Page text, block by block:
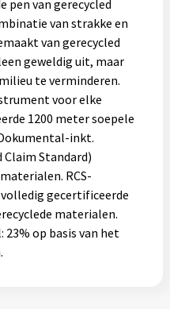
pen van gerecycled
van strakke en
van gerecycled
geweldig uit, maar
te verminderen.
voor elke
1200 meter soepele
inkt.
Claim Standard)
RCS-
gecertificeerde
materialen.
op basis van het